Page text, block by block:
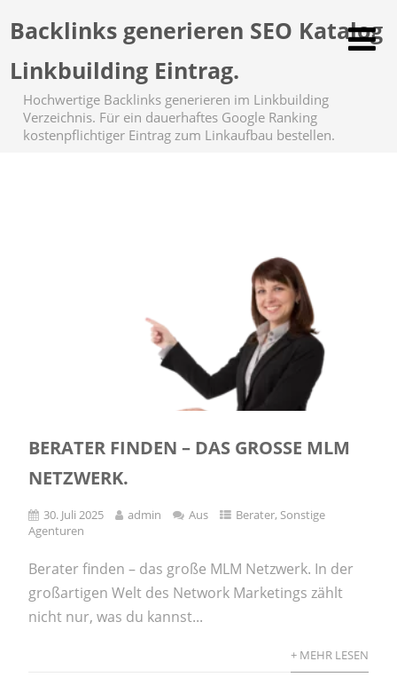
Backlinks generieren SEO Katalog
Linkbuilding Eintrag.
Hochwertige Backlinks generieren im Linkbuilding
Verzeichnis. Für ein dauerhaftes Google Ranking
kostenpflichtiger Eintrag zum Linkaufbau bestellen.
BERATER FINDEN – DAS GROSSE MLM N
ETZWERK.
30. Juli 2025 admin Aus Berater, Sonstige
Agenturen
Berater finden – das große MLM Netzwerk. In der
großartigen Welt des Network Marketings zählt
nicht nur, was du kannst...
+ MEHR LESEN